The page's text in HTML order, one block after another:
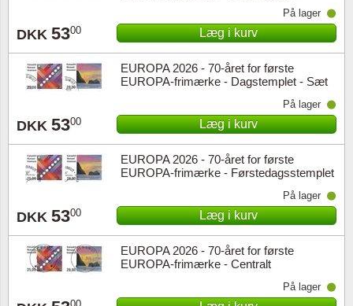
DKK 5300
På lager
Læg i kurv
EUROPA 2026 - 70-året for første
EUROPA-frimærke - Dagstemplet - Sæt
DKK 5300
På lager
Læg i kurv
EUROPA 2026 - 70-året for første
EUROPA-frimærke - Førstedagsstemplet
DKK 5300
På lager
Læg i kurv
EUROPA 2026 - 70-året for første
EUROPA-frimærke - Centralt
På lager